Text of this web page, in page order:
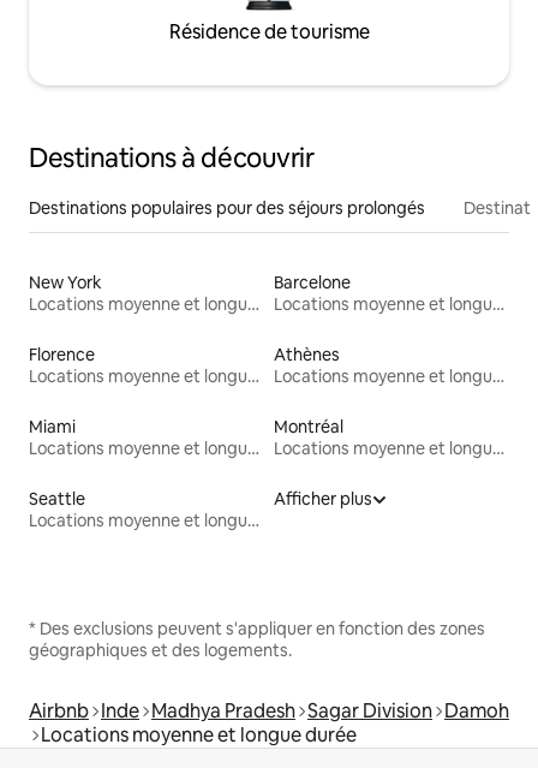
Résidence de tourisme
Destinations à découvrir
Destinations populaires pour des séjours prolongés
New York
Locations moyenne et longue durée
Barcelone
Locations moyenne et longue durée
Florence
Locations moyenne et longue durée
Athènes
Locations moyenne et longue durée
Miami
Locations moyenne et longue durée
Montréal
Locations moyenne et longue durée
Seattle
Locations moyenne et longue durée
Afficher plus
* Des exclusions peuvent s'appliquer en fonction des zones
géographiques et des logements.
Airbnb Inde Madhya Pradesh Sagar Division Damoh
Locations moyenne et longue durée